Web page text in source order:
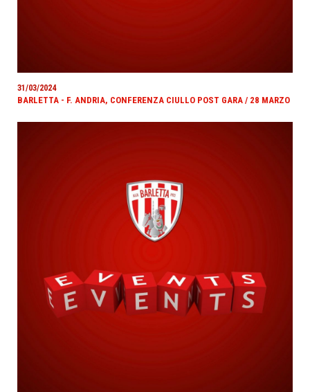
31/03/2024
BARLETTA - F. ANDRIA, CONFERENZA CIULLO POST GARA / 28 MARZO